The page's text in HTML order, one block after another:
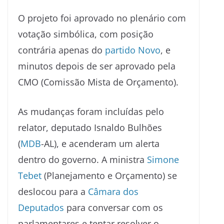
O projeto foi aprovado no plenário com
votação simbólica, com posição
contrária apenas do partido Novo, e
minutos depois de ser aprovado pela
CMO (Comissão Mista de Orçamento).
As mudanças foram incluídas pelo
relator, deputado Isnaldo Bulhões
(MDB-AL), e acenderam um alerta
dentro do governo. A ministra Simone
Tebet (Planejamento e Orçamento) se
deslocou para a Câmara dos
Deputados para conversar com os